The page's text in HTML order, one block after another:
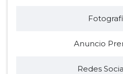
Anuncio
Redes